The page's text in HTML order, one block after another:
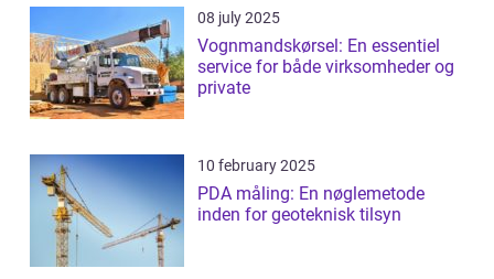
08 july 2025
Vognmandskørsel: En essentiel
service for både virksomheder og
private
10 february 2025
PDA måling: En nøglemetode
inden for geoteknisk tilsyn